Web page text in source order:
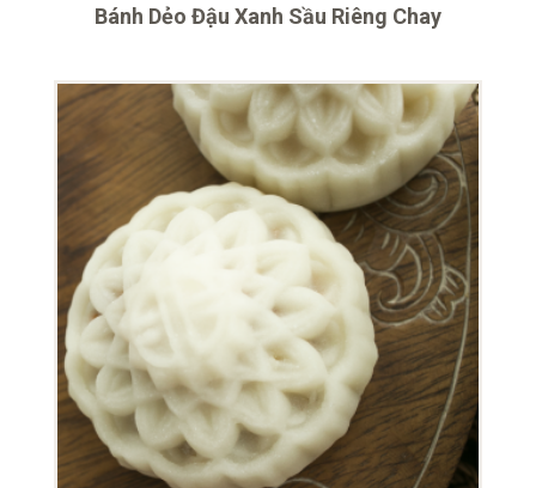
Bánh Dẻo Đậu Xanh Sầu Riêng Chay